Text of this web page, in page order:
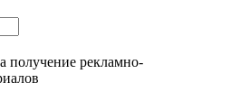
получение рекламно-